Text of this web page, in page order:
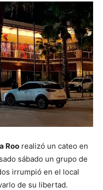
Roo realizó un cateo en
sábado un grupo de
irrumpió en el local
de su libertad.